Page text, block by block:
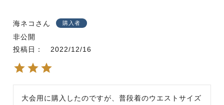
海ネコ 購入者
非公開
投稿日
2022/12/16
大会用に購入したのですが、普段着のウエストサイズ